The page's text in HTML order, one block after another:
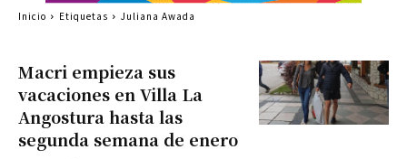
Macri empieza sus
vacaciones en Villa La
Angostura hasta las
segunda semana de enero
Inicio Etiquetas Juliana Awada